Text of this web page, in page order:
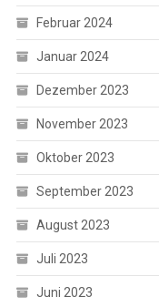
Februar 2024
Januar 2024
Dezember 2023
November 2023
Oktober 2023
September 2023
August 2023
Juli 2023
Juni 2023